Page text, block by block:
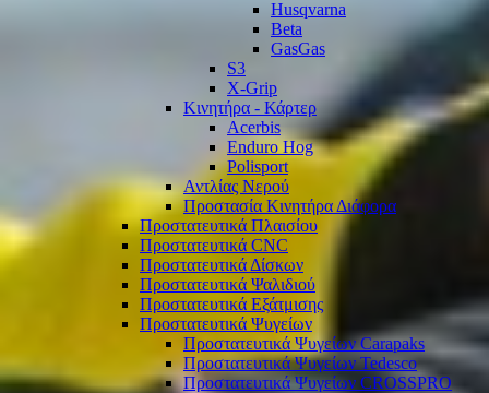
Husqvarna
Beta
GasGas
S3
X-Grip
Κινητήρα - Κάρτερ
Acerbis
Enduro Hog
Polisport
Αντλίας Νερού
Προστασία Κινητήρα Διάφορα
Προστατευτικά Πλαισίου
Προστατευτικά CNC
Προστατευτικά Δίσκων
Προστατευτικά Ψαλιδιού
Προστατευτικά Εξάτμισης
Προστατευτικά Ψυγείων
Προστατευτικά Ψυγείων Carapaks
Προστατευτικά Ψυγείων Tedesco
Προστατευτικά Ψυγείων CROSSPRO